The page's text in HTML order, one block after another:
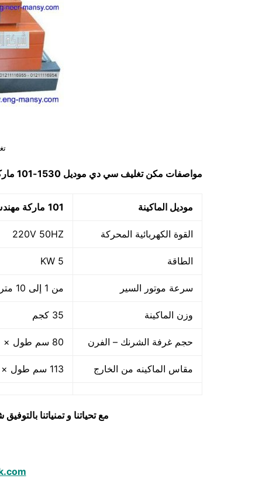
مواصفات مكن تغليف سي دي موديل 1530-101 ماركة مهندس منسي
موديل الماكينة 101 ماركة
القوة الكهربائية المحركة 220V 50HZ
الطاقة 5 KW
سرعة موتور السير من 1 إلى 10 متر في الدقيقة أى من 60 متر إلى 600 متر فى الساعة
وزن الماكينة 35 كجم
حجم غرفة الشرنك – الفرن 80 سم طول × 30 سم عرض × 15 سم ارتفاع
مقاس الماكينه من الخارج 113 سم طول × 56 سم عرض × 69 سم ارتفاع
مع تحياتنا و تمنياتنا